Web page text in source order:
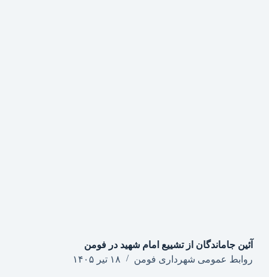
آئین جاماندگان از تشییع امام شهید در فومن
روابط عمومی شهرداری فومن
۱۸ تیر ۱۴۰۵